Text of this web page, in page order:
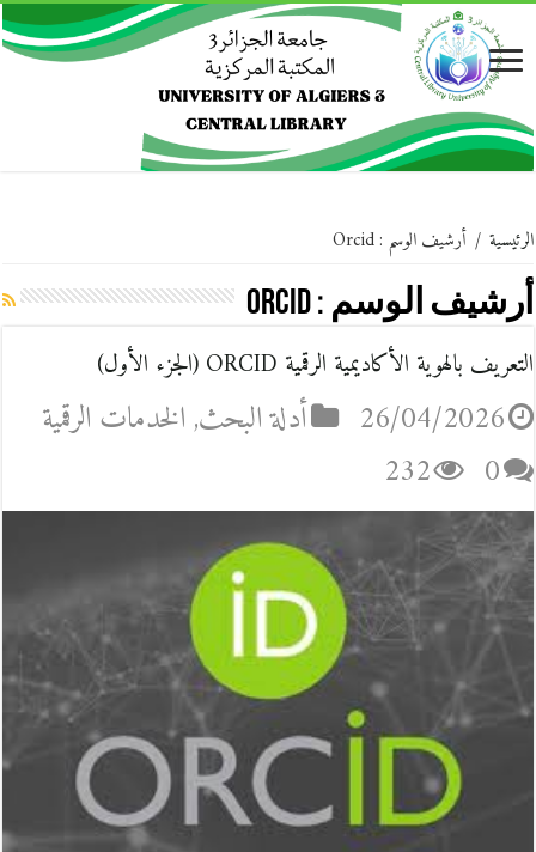
الرئيسية / أرشيف الوسم : Orcid
أرشيف الوسم :Orcid
التعريف بالهوية الأكاديمية الرقمية ORCID (الجزء الأول)
26/04/2026 أدلة البحث,الخدمات الرقمية
0
232